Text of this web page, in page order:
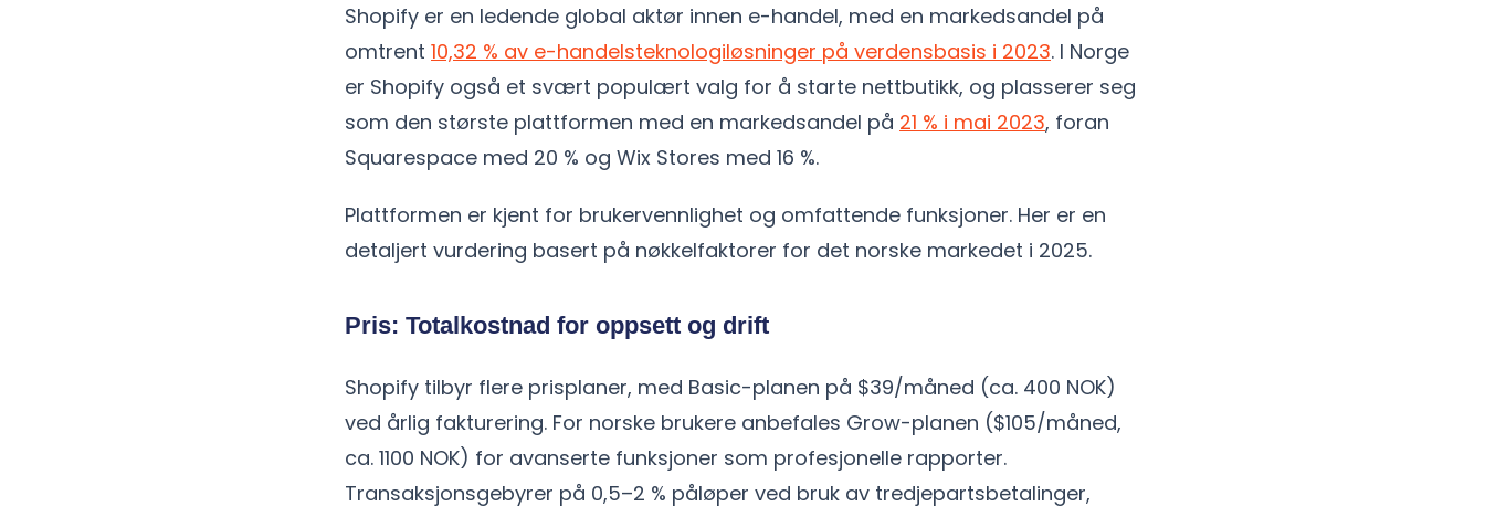
Shopify er en ledende global aktør innen e-handel, med en markedsandel på
omtrent 10,32 % av e-handelsteknologiløsninger på verdensbasis i 2023. I Norge
er Shopify også et svært populært valg for å starte nettbutikk, og plasserer seg
som den største plattformen med en markedsandel på 21 % i mai 2023, foran
Squarespace med 20 % og Wix Stores med 16 %.
Plattformen er kjent for brukervennlighet og omfattende funksjoner. Her er en
detaljert vurdering basert på nøkkelfaktorer for det norske markedet i 2025.
Pris: Totalkostnad for oppsett og drift
Shopify tilbyr flere prisplaner, med Basic-planen på $39/måned (ca. 400 NOK)
ved årlig fakturering. For norske brukere anbefales Grow-planen ($105/måned,
ca. 1100 NOK) for avanserte funksjoner som profesjonelle rapporter.
Transaksjonsgebyrer på 0,5–2 % påløper ved bruk av tredjepartsbetalinger,